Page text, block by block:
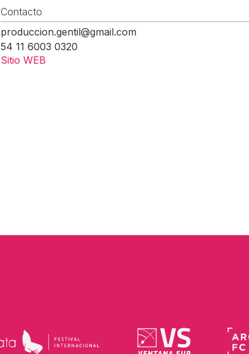
Contacto
produccion.gentil@gmail.com
54 11 6003 0320
Sitio WEB